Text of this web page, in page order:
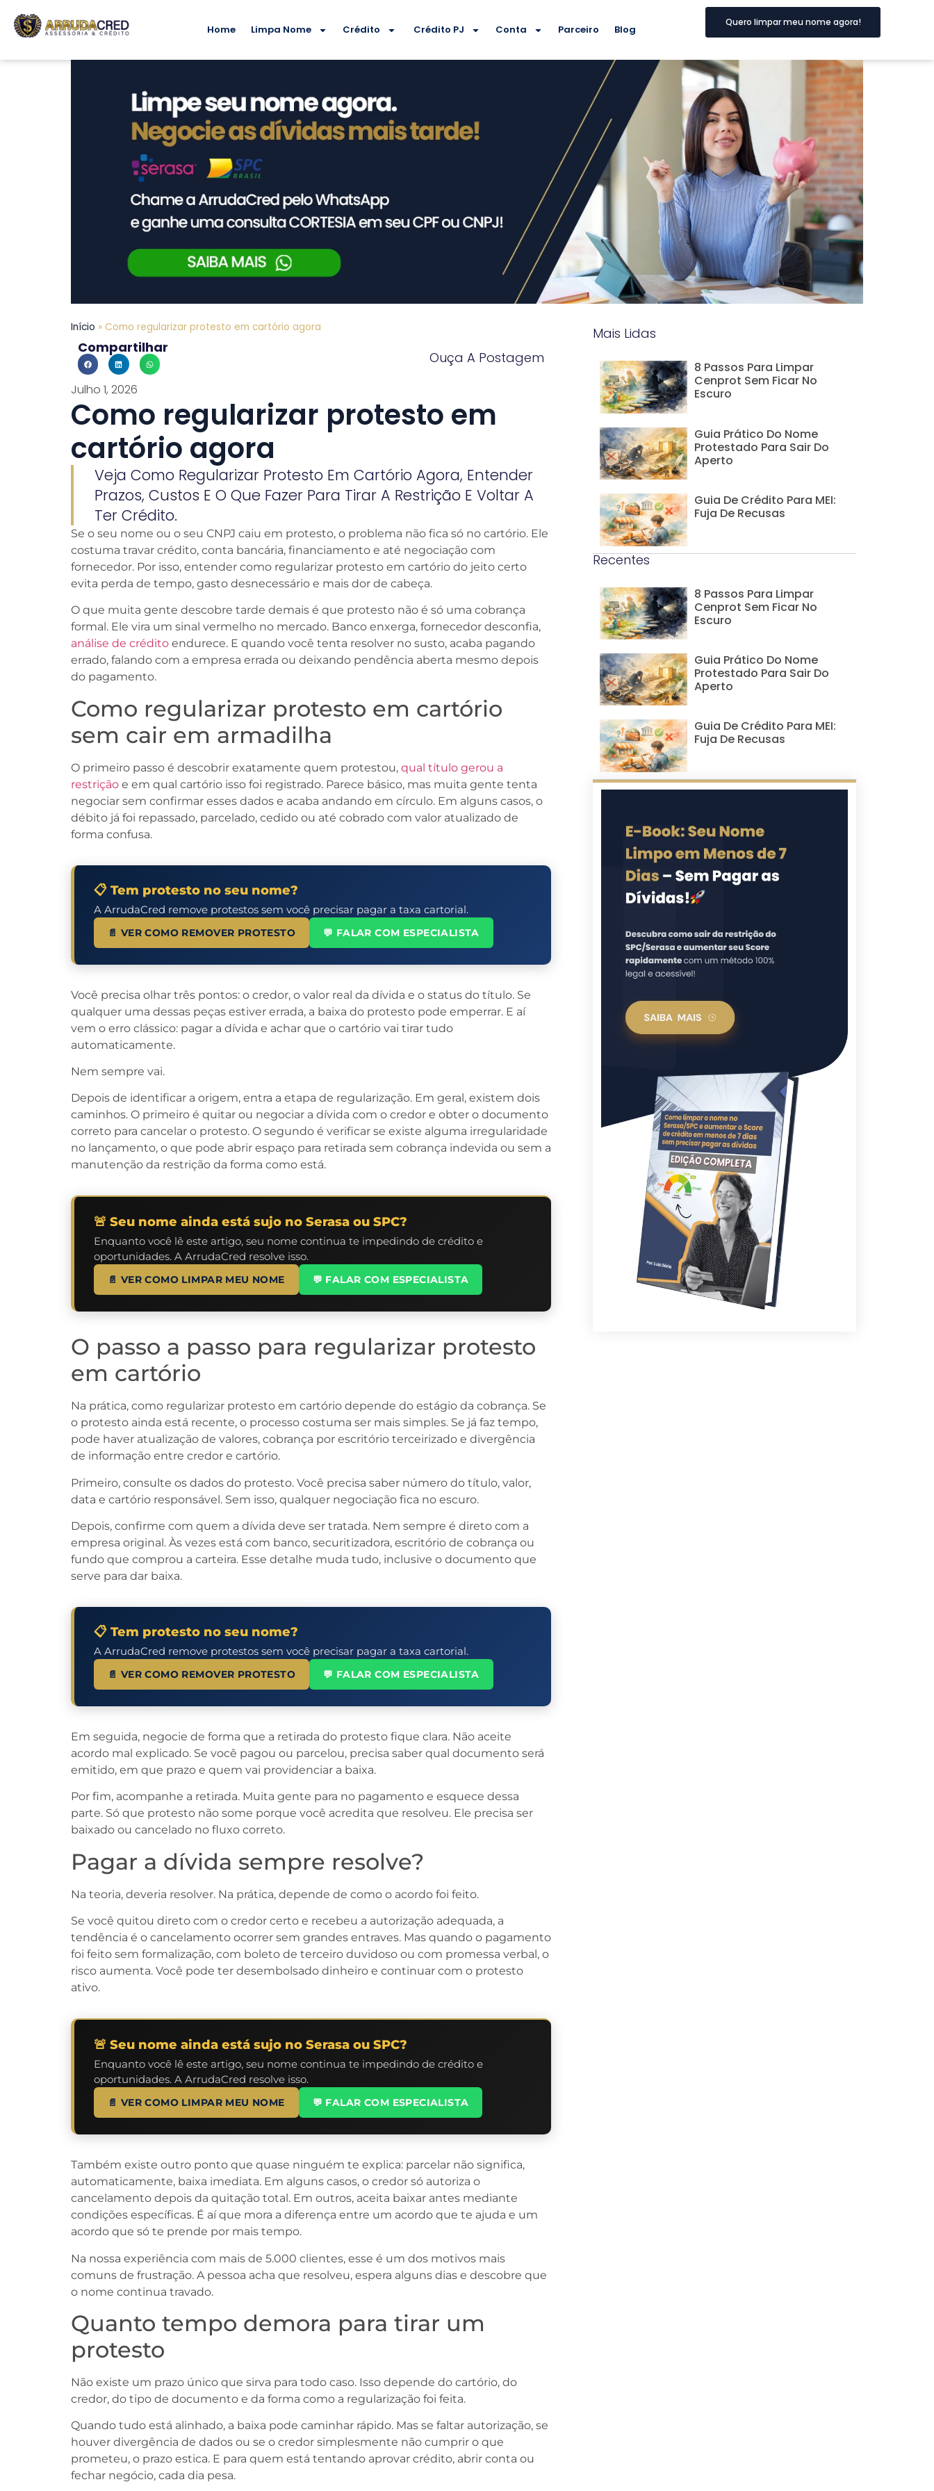
Home Limpa Nome Crédito Crédito PJ Conta Parceiro Blog
Quero limpar meu nome agora!
Início » Como regularizar protesto em cartório agora
Compartilhar
Ouça A Postagem
Julho 1, 2026
Como regularizar protesto em
cartório agora
Veja Como Regularizar Protesto Em Cartório Agora, Entender
Prazos, Custos E O Que Fazer Para Tirar A Restrição E Voltar A
Ter Crédito.
Se o seu nome ou o seu CNPJ caiu em protesto, o problema não fica só no cartório. Ele
costuma travar crédito, conta bancária, financiamento e até negociação com
fornecedor. Por isso, entender como regularizar protesto em cartório do jeito certo
evita perda de tempo, gasto desnecessário e mais dor de cabeça.
O que muita gente descobre tarde demais é que protesto não é só uma cobrança
formal. Ele vira um sinal vermelho no mercado. Banco enxerga, fornecedor desconfia,
análise de crédito endurece. E quando você tenta resolver no susto, acaba pagando
errado, falando com a empresa errada ou deixando pendência aberta mesmo depois
do pagamento.
Como regularizar protesto em cartório
sem cair em armadilha
O primeiro passo é descobrir exatamente quem protestou, qual título gerou a
restrição e em qual cartório isso foi registrado. Parece básico, mas muita gente tenta
negociar sem confirmar esses dados e acaba andando em círculo. Em alguns casos, o
débito já foi repassado, parcelado, cedido ou até cobrado com valor atualizado de
forma confusa.
📋 Tem protesto no seu nome?
A ArrudaCred remove protestos sem você precisar pagar a taxa cartorial.
📄 VER COMO REMOVER PROTESTO 💬 FALAR COM ESPECIALISTA
Você precisa olhar três pontos: o credor, o valor real da dívida e o status do título. Se
qualquer uma dessas peças estiver errada, a baixa do protesto pode emperrar. E aí
vem o erro clássico: pagar a dívida e achar que o cartório vai tirar tudo
automaticamente.
Nem sempre vai.
Depois de identificar a origem, entra a etapa de regularização. Em geral, existem dois
caminhos. O primeiro é quitar ou negociar a dívida com o credor e obter o documento
correto para cancelar o protesto. O segundo é verificar se existe alguma irregularidade
no lançamento, o que pode abrir espaço para retirada sem cobrança indevida ou sem a
manutenção da restrição da forma como está.
🚨 Seu nome ainda está sujo no Serasa ou SPC?
Enquanto você lê este artigo, seu nome continua te impedindo de crédito e
oportunidades. A ArrudaCred resolve isso.
📄 VER COMO LIMPAR MEU NOME 💬 FALAR COM ESPECIALISTA
O passo a passo para regularizar protesto
em cartório
Na prática, como regularizar protesto em cartório depende do estágio da cobrança. Se
o protesto ainda está recente, o processo costuma ser mais simples. Se já faz tempo,
pode haver atualização de valores, cobrança por escritório terceirizado e divergência
de informação entre credor e cartório.
Primeiro, consulte os dados do protesto. Você precisa saber número do título, valor,
data e cartório responsável. Sem isso, qualquer negociação fica no escuro.
Depois, confirme com quem a dívida deve ser tratada. Nem sempre é direto com a
empresa original. Às vezes está com banco, securitizadora, escritório de cobrança ou
fundo que comprou a carteira. Esse detalhe muda tudo, inclusive o documento que
serve para dar baixa.
📋 Tem protesto no seu nome?
A ArrudaCred remove protestos sem você precisar pagar a taxa cartorial.
📄 VER COMO REMOVER PROTESTO 💬 FALAR COM ESPECIALISTA
Em seguida, negocie de forma que a retirada do protesto fique clara. Não aceite
acordo mal explicado. Se você pagou ou parcelou, precisa saber qual documento será
emitido, em que prazo e quem vai providenciar a baixa.
Por fim, acompanhe a retirada. Muita gente para no pagamento e esquece dessa
parte. Só que protesto não some porque você acredita que resolveu. Ele precisa ser
baixado ou cancelado no fluxo correto.
Pagar a dívida sempre resolve?
Na teoria, deveria resolver. Na prática, depende de como o acordo foi feito.
Se você quitou direto com o credor certo e recebeu a autorização adequada, a
tendência é o cancelamento ocorrer sem grandes entraves. Mas quando o pagamento
foi feito sem formalização, com boleto de terceiro duvidoso ou com promessa verbal, o
risco aumenta. Você pode ter desembolsado dinheiro e continuar com o protesto
ativo.
🚨 Seu nome ainda está sujo no Serasa ou SPC?
Enquanto você lê este artigo, seu nome continua te impedindo de crédito e
oportunidades. A ArrudaCred resolve isso.
📄 VER COMO LIMPAR MEU NOME 💬 FALAR COM ESPECIALISTA
Também existe outro ponto que quase ninguém te explica: parcelar não significa,
automaticamente, baixa imediata. Em alguns casos, o credor só autoriza o
cancelamento depois da quitação total. Em outros, aceita baixar antes mediante
condições específicas. É aí que mora a diferença entre um acordo que te ajuda e um
acordo que só te prende por mais tempo.
Na nossa experiência com mais de 5.000 clientes, esse é um dos motivos mais
comuns de frustração. A pessoa acha que resolveu, espera alguns dias e descobre que
o nome continua travado.
Quanto tempo demora para tirar um
protesto
Não existe um prazo único que sirva para todo caso. Isso depende do cartório, do
credor, do tipo de documento e da forma como a regularização foi feita.
Quando tudo está alinhado, a baixa pode caminhar rápido. Mas se faltar autorização, se
houver divergência de dados ou se o credor simplesmente não cumprir o que
prometeu, o prazo estica. E para quem está tentando aprovar crédito, abrir conta ou
fechar negócio, cada dia pesa.
Mais Lidas
8 Passos Para Limpar
Cenprot Sem Ficar No
Escuro
Guia Prático Do Nome
Protestado Para Sair Do
Aperto
Guia De Crédito Para MEI:
Fuja De Recusas
Recentes
8 Passos Para Limpar
Cenprot Sem Ficar No
Escuro
Guia Prático Do Nome
Protestado Para Sair Do
Aperto
Guia De Crédito Para MEI:
Fuja De Recusas